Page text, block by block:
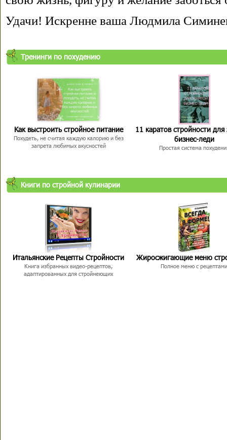
Удачи! Искренне ваша Людмила
Тренинги по похудению
Как выстроить стройное питание
Похудеть, не считая каждую калорию и без
запрета любимых вкусностей
11 каратов стройности для
бизнес-леди
Простая система
Книги по стройной кулинарии
Итальянские Рецепты Стройности
Книга избранных видео-рецептов,
адаптированных для стройнеющих
Жиросжигающие меню
Полное меню с рецептами